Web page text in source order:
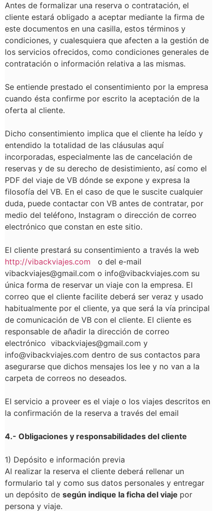
Antes de formalizar una reserva o contratación, el
cliente estará obligado a aceptar mediante la firma de
este documentos en una casilla, estos términos y
condiciones, y cualesquiera que afecten a la gestión de
los servicios ofrecidos, como condiciones generales de
contratación o información relativa a las mismas.
Se entiende prestado el consentimiento por la empresa
cuando ésta confirme por escrito la aceptación de la
oferta al cliente.
Dicho consentimiento implica que el cliente ha leído y
entendido la totalidad de las cláusulas aquí
incorporadas, especialmente las de cancelación de
reservas y de su derecho de desistimiento, así como el
PDF del viaje de VB dónde se expone y expresa la
filosofía del VB. En el caso de que le suscite cualquier
duda, puede contactar con VB antes de contratar, por
medio del teléfono, Instagram o dirección de correo
electrónico que constan en este sitio.
El cliente prestará su consentimiento a través la web
http://vibackviajes.com o del e-mail
vibackviajes@gmail.com o info@vibackviajes.com su
única forma de reservar un viaje con la empresa. El
correo que el cliente facilite deberá ser veraz y usado
habitualmente por el cliente, ya que será la vía principal
de comunicación de VB con el cliente. El cliente es
responsable de añadir la dirección de correo
electrónico vibackviajes@gmail.com y
info@vibackviajes.com dentro de sus contactos para
asegurarse que dichos mensajes los lee y no van a la
carpeta de correos no deseados.
El servicio a proveer es el viaje o los viajes descritos en
la confirmación de la reserva a través del email
4.- Obligaciones y responsabilidades del cliente
1) Depósito e información previa
Al realizar la reserva el cliente deberá rellenar un
formulario tal y como sus datos personales y entregar
un depósito de según indique la ficha del viaje por
persona y viaje.